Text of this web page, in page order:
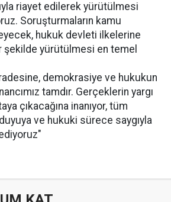
riayet edilerek yürütülmesi
Soruşturmaların kamu
hukuk devleti ilkelerine
yürütülmesi en temel
iradesine, demokrasiye ve hukukun
tamdır. Gerçeklerin yargı
çıkacağına inanıyor, tüm
ve hukuki sürece saygıyla